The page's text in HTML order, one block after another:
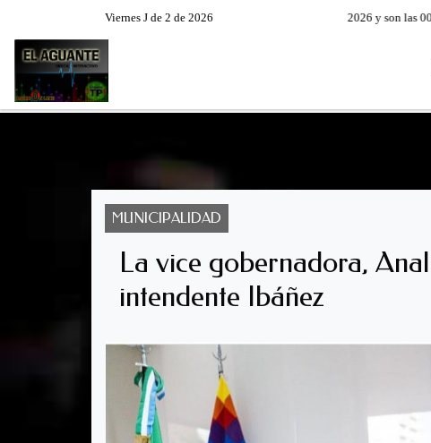
Viernes J de 2 de 2026
Hoy es Viernes 7 de Agosto de 2026 y son las 00:34 -
MUNICIPALIDAD
La vice gobernadora,
intendente Ibáñez